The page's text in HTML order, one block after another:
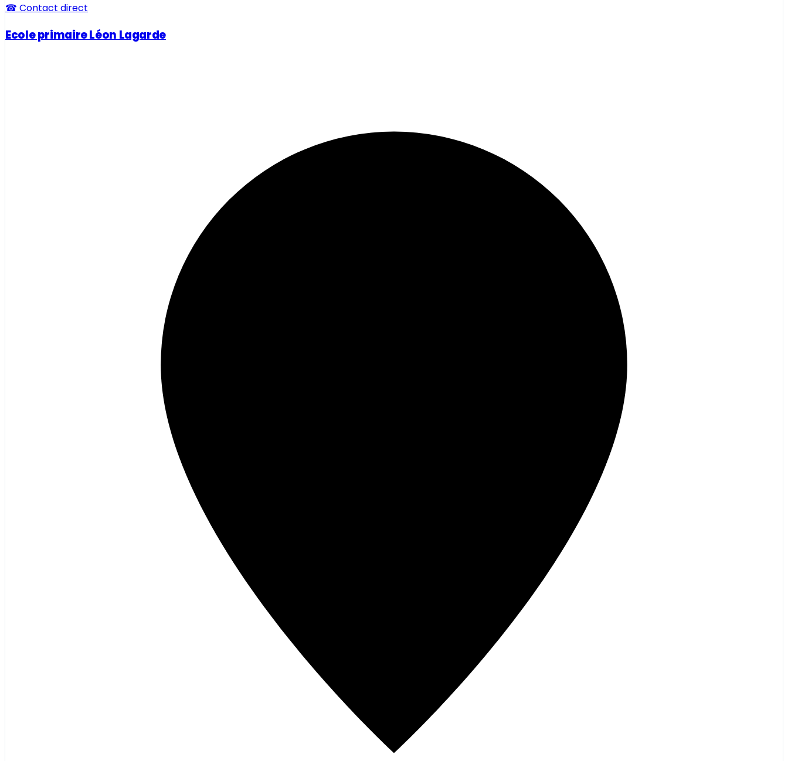
☎ Contact direct
Ecole primaire Léon Lagarde